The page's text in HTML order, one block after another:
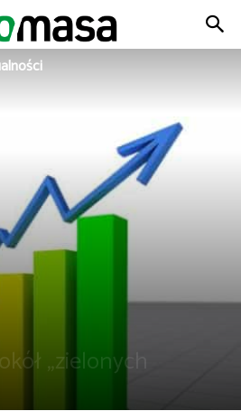
„zielonych